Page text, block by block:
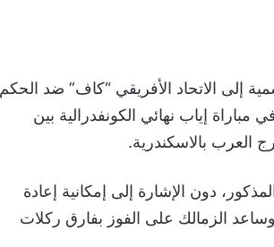
إلى الاتحاد الأفريقي “كاف” ضد الحكم
مباراة إياب نهائي الكونفدرالية بين
العرب بالاسكندرية.
دون الإشارة إلى إمكانية إعادة
الزمالك على الفوز بفارق ركلات